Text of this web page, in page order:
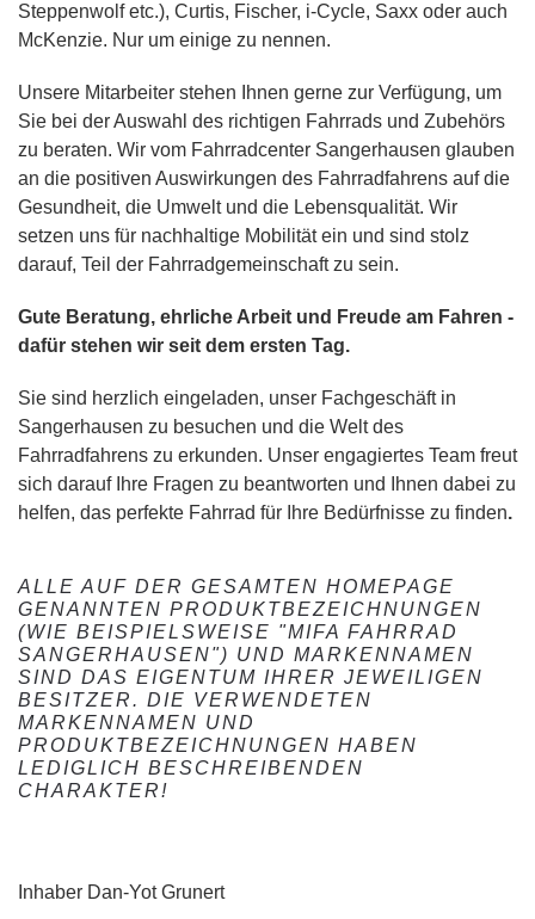
Steppenwolf etc.), Curtis, Fischer, i-Cycle, Saxx oder auch
McKenzie. Nur um einige zu nennen.
Unsere Mitarbeiter stehen Ihnen gerne zur Verfügung, um
Sie bei der Auswahl des richtigen Fahrrads und Zubehörs
zu beraten. Wir vom Fahrradcenter Sangerhausen glauben
an die positiven Auswirkungen des Fahrradfahrens auf die
Gesundheit, die Umwelt und die Lebensqualität. Wir
setzen uns für nachhaltige Mobilität ein und sind stolz
darauf, Teil der Fahrradgemeinschaft zu sein.
Gute Beratung, ehrliche Arbeit und Freude am Fahren -
dafür stehen wir seit dem ersten Tag.
Sie sind herzlich eingeladen, unser Fachgeschäft in
Sangerhausen zu besuchen und die Welt des
Fahrradfahrens zu erkunden. Unser engagiertes Team freut
sich darauf Ihre Fragen zu beantworten und Ihnen dabei zu
helfen, das perfekte Fahrrad für Ihre Bedürfnisse zu finden.
ALLE AUF DER GESAMTEN HOMEPAGE
GENANNTEN PRODUKTBEZEICHNUNGEN
(WIE BEISPIELSWEISE "MIFA FAHRRAD
SANGERHAUSEN") UND MARKENNAMEN
SIND DAS EIGENTUM IHRER JEWEILIGEN
BESITZER. DIE VERWENDETEN
MARKENNAMEN UND
PRODUKTBEZEICHNUNGEN HABEN
LEDIGLICH BESCHREIBENDEN
CHARAKTER!
Inhaber Dan-Yot Grunert